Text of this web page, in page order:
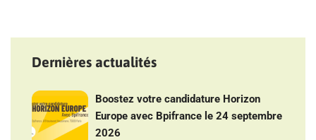
Dernières actualités
Boostez votre candidature Horizon
Europe avec Bpifrance le 24 septembre
2026